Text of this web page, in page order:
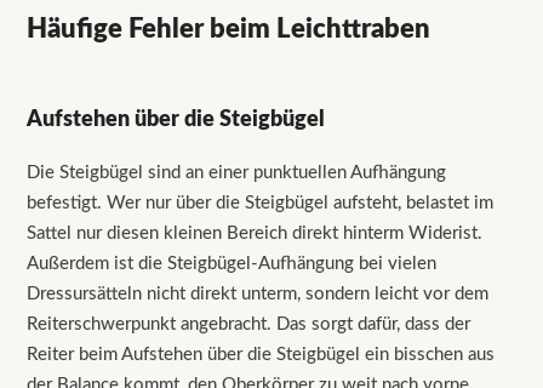
Häufige Fehler beim Leichttraben
Aufstehen über die Steigbügel
Die Steigbügel sind an einer punktuellen Aufhängung
befestigt. Wer nur über die Steigbügel aufsteht, belastet im
Sattel nur diesen kleinen Bereich direkt hinterm Widerist.
Außerdem ist die Steigbügel-Aufhängung bei vielen
Dressursätteln nicht direkt unterm, sondern leicht vor dem
Reiterschwerpunkt angebracht. Das sorgt dafür, dass der
Reiter beim Aufstehen über die Steigbügel ein bisschen aus